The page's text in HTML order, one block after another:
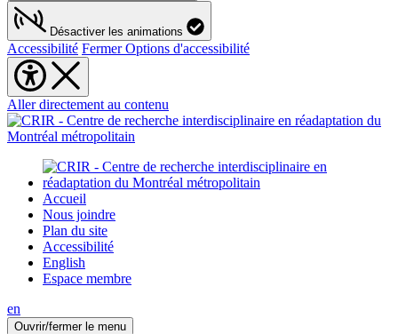
Désactiver les animations
Accessibilité Fermer Options d'accessibilité
Aller directement au contenu
Accueil
Nous joindre
Plan du site
Accessibilité
English
Espace membre
en
Ouvrir/fermer le menu